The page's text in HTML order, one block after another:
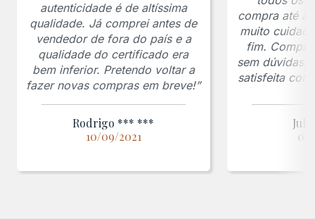
autenticidade é de altíssima
qualidade. Já comprei antes de
vendedor de fora do país e a
qualidade do certificado era
bem inferior. Pretendo voltar a
fazer novas compras em breve!”
Rodrigo *** ***
10/09/2021
compra até a
muito
fim.
sem dúvidas,
satisfeita com
03/